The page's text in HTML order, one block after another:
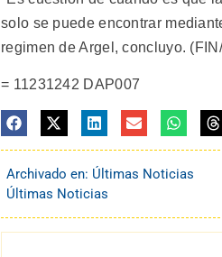
solo se puede encontrar
regimen de Argel, concluyo.
= 11231242 DAP007
Archivado en: Últimas Noticias
Últimas Noticias